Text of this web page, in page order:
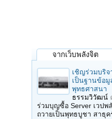
จากเว็บพลังจิต
เชิญร่วมบริจ
เป็นฐานข้อมู
พุทธศาสนา
ธรรมวิวัฒน์
ร่วมบุญซื้อ Server เวปพ
ถวายเป็นพุทธบูชา สาธุค